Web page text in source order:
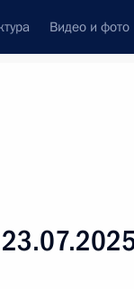
Видео и фото